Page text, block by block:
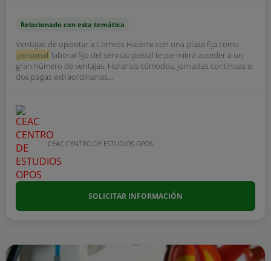
Relacionado con esta temática
Ventajas de opositar a Correos Hacerte con una plaza fija como
personal laboral fijo del servicio postal te permitirá acceder a un
gran número de ventajas. Horarios cómodos, jornadas continuas o
dos pagas extraordinarias...
CEAC CENTRO DE ESTUDIOS OPOS
SOLICITAR INFORMACIÓN